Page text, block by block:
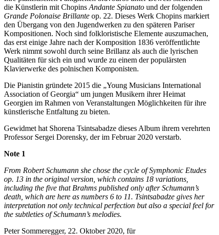
die Künstlerin mit Chopins Andante Spianato und der folgenden
Grande Polonaise Brillante op. 22. Dieses Werk Chopins markiert
den Übergang von den Jugendwerken zu den späteren Pariser
Kompositionen. Noch sind folkloristische Elemente auszumachen,
das erst einige Jahre nach der Komposition 1836 veröffentlichte
Werk nimmt sowohl durch seine Brillanz als auch die lyrischen
Qualitäten für sich ein und wurde zu einem der populärsten
Klavierwerke des polnischen Komponisten.
Die Pianistin gründete 2015 die „Young Musicians International
Association of Georgia“ um jungen Musikern ihrer Heimat
Georgien im Rahmen von Veranstaltungen Möglichkeiten für ihre
künstlerische Entfaltung zu bieten.
Gewidmet hat Shorena Tsintsabadze dieses Album ihrem verehrten
Professor Sergei Dorensky, der im Februar 2020 verstarb.
Note 1
From Robert Schumann she chose the cycle of Symphonic Etudes
op. 13 in the original version, which contains 18 variations,
including the five that Brahms published only after Schumann’s
death, which are here as numbers 6 to 11. Tsintsabadze gives her
interpretation not only technical perfection but also a special feel for
the subtleties of Schumann’s melodies.
Peter Sommeregger, 22. Oktober 2020, für